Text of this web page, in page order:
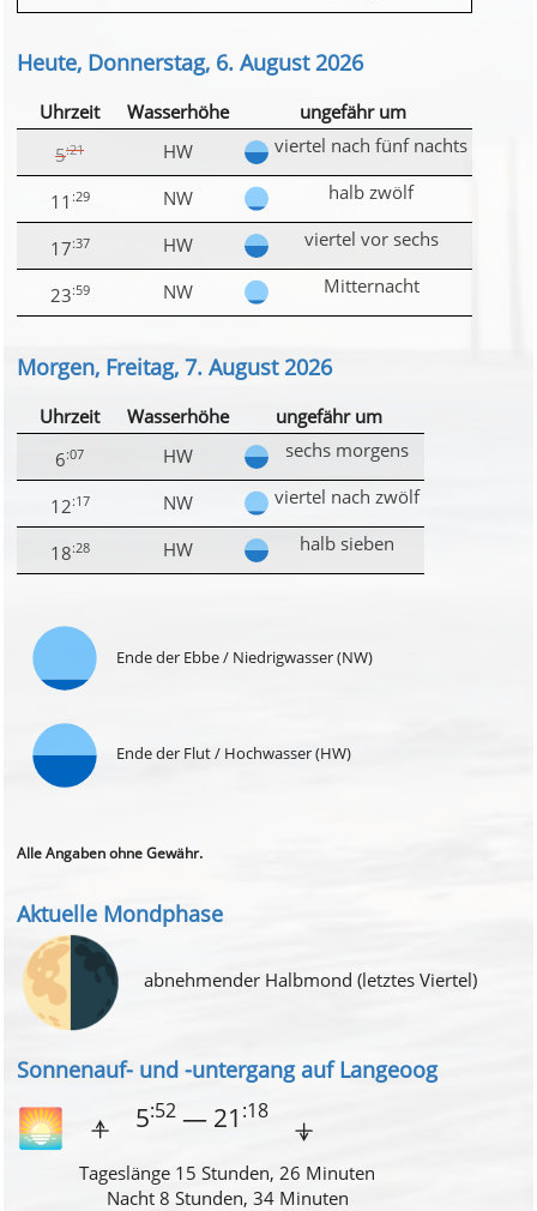
Heute, Donnerstag, 6. August 2026
Uhrzeit Wasserhöhe
ungefähr um
5:21 HW viertel nach fünf nachts
11 :29 NW halb zwölf
17:37 HW viertel vor sechs
23:59 NW Mitternacht
Morgen, Freitag, 7. August 2026
Uhrzeit Wasserhöhe
ungefähr um
6:07 HW sechs morgens
12:17 NW viertel nach zwölf
18:28 HW halb sieben
Ende der Ebbe / Niedrigwasser (NW)
Ende der Flut / Hochwasser (HW)
Alle Angaben ohne Gewähr.
Aktuelle Mondphase
🌗 abnehmender Halbmond (letztes Viertel)
Sonnenauf- und -untergang auf Langeoog
🌅 ⍏ 5:52 — 21 :18 ⍖
Tageslänge 15 Stunden, 26 Minuten
Nacht 8 Stunden, 34 Minuten